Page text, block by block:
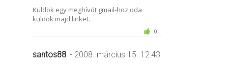
Küldök egy meghívót gmail-hoz,oda
küldök majd linket.
0
santos88 - 2008. március 15. 12:43